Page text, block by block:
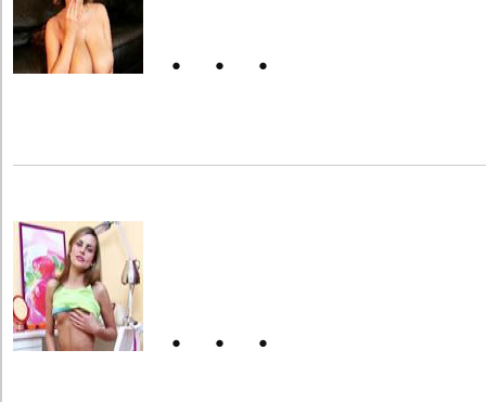
・・・
・・・